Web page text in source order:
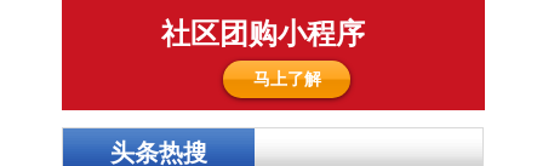
社区团购小程序
马上了解
头条热搜